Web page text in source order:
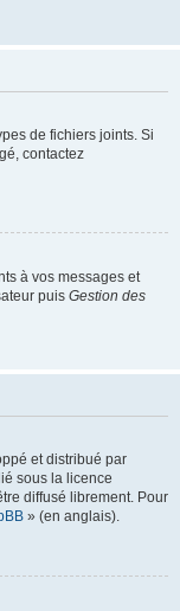
de fichiers joints. Si
contactez
à vos messages et
puis Gestion des
et distribué par
sous la licence
diffusé librement. Pour
» (en anglais).